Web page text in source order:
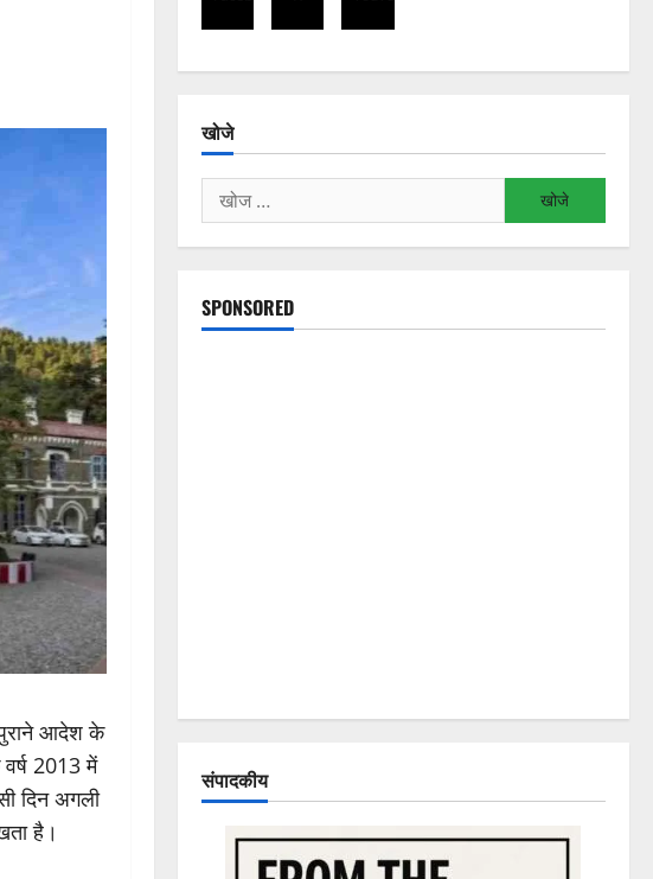
पुराने आदेश के
2013 में
दिन अगली
है।
खोजे
निम्न
को
खोजें:
SPONSORED
संपादकीय